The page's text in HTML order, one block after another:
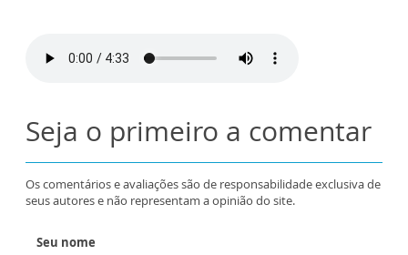
Seja o primeiro a comentar
Os comentários e avaliações são de responsabilidade exclusiva de
seus autores e não representam a opinião do site.
Seu nome